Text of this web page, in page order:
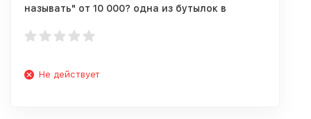
называть" от 10 000? одна из бутылок в
Не действует